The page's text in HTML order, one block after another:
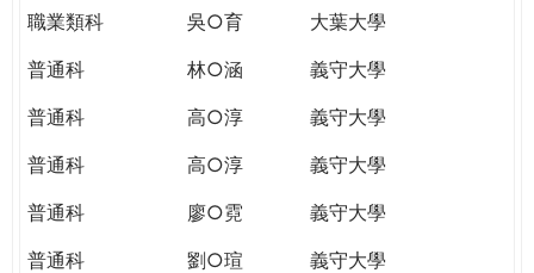
職業類科
吳○育
大葉大學
普通科
林○涵
義守大學
普通科
高○淳
義守大學
普通科
高○淳
義守大學
普通科
廖○霓
義守大學
普通科
劉○瑄
義守大學